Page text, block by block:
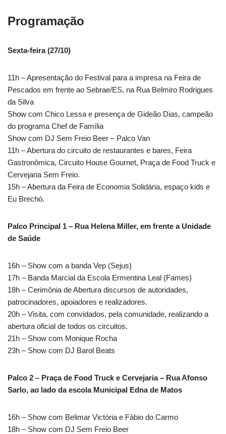
Programação
Sexta-feira (27/10)
11h – Apresentação do Festival para a impresa na Feira de
Pescados em frente ao Sebrae/ES, na Rua Belmiro Rodrigues
da Silva
Show com Chico Lessa e presença de Gideão Dias, campeão
do programa Chef de Família
Show com DJ Sem Freio Beer – Palco Van
11h – Abertura do circuito de restaurantes e bares, Feira
Gastronômica, Circuito House Gournet, Praça de Food Truck e
Cervejaria Sem Freio.
15h – Abertura da Feira de Economia Solidária, espaço kids e
Eu Brechó.
Palco Principal 1 – Rua Helena Miller, em frente a Unidade
de Saúde
16h – Show com a banda Vep (Sejus)
17h – Banda Marcial da Escola Ermentina Leal (Fames)
18h – Cerimônia de Abertura discursos de autoridades,
patrocinadores, apoiadores e realizadores.
20h – Visita, com convidados, pela comunidade, realizando a
abertura oficial de todos os circuitos.
21h – Show com Monique Rocha
23h – Show com DJ Barol Beats
Palco 2 – Praça de Food Truck e Cervejaria – Rua Afonso
Sarlo, ao lado da escola Municipal Edna de Matos
16h – Show com Belimar Victória e Fábio do Carmo
18h – Show com DJ Sem Freio Beer